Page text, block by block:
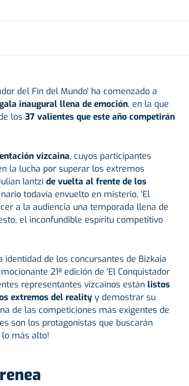
del Fin del Mundo' ha comenzado a
inaugural llena de emoción, en la que
los 37 valientes que este año competirán
vizcaina, cuyos participantes
la lucha por superar los extremos
Iantzi de vuelta al frente de los
todavía envuelto en misterio, 'El
a la audiencia una temporada llena de
el inconfundible espíritu competitivo
identidad de los concursantes de Bizkaia
21ª edición de 'El Conquistador
representantes vizcainos están listos
extremos del reality y demostrar su
de las competiciones más exigentes de
son los protagonistas que buscarán
más alto!